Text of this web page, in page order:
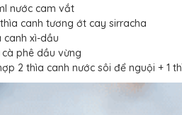
nước cam vắt
canh tương ớt cay sirracha
canh xì-dầu
cà phê dầu vừng
2 thìa canh nước sôi để nguội + 1